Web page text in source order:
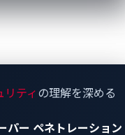
リティ の理解を深める
パー ペネトレーション
わたって短いパルス
。これらのパルス
信機が各パルスの
なっています。時
イス間の距離を高
は正確な位置追
ションに最適で